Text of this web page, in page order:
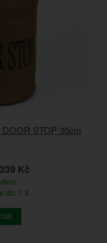
STOP 35cm
Kč
do: 7.8.